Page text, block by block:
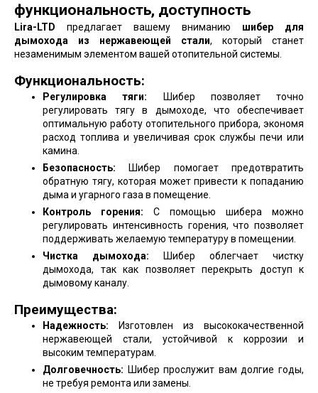
функциональность, доступность
Lira-LTD предлагает вашему вниманию шибер для
дымохода из нержавеющей стали, который станет
незаменимым элементом вашей отопительной системы.
Функциональность:
Регулировка тяги: Шибер позволяет точно
регулировать тягу в дымоходе, что обеспечивает
оптимальную работу отопительного прибора, экономя
расход топлива и увеличивая срок службы печи или
камина.
Безопасность: Шибер помогает предотвратить
обратную тягу, которая может привести к попаданию
дыма и угарного газа в помещение.
Контроль горения: С помощью шибера можно
регулировать интенсивность горения, что позволяет
поддерживать желаемую температуру в помещении.
Чистка дымохода: Шибер облегчает чистку
дымохода, так как позволяет перекрыть доступ к
дымовому каналу.
Преимущества:
Надежность: Изготовлен из высококачественной
нержавеющей стали, устойчивой к коррозии и
высоким температурам.
Долговечность: Шибер прослужит вам долгие годы,
не требуя ремонта или замены.